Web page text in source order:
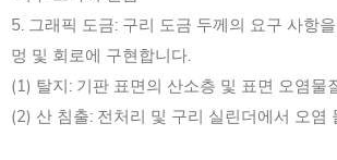
5. 그래픽 도금: 구리 도금 두께의 요구 사항
멍 및 회로에 구현합니다.
(1) 탈지: 기판 표면의 산소층 및 표면 오염물
(2) 산 침출: 전처리 및 구리 실린더에서 오염